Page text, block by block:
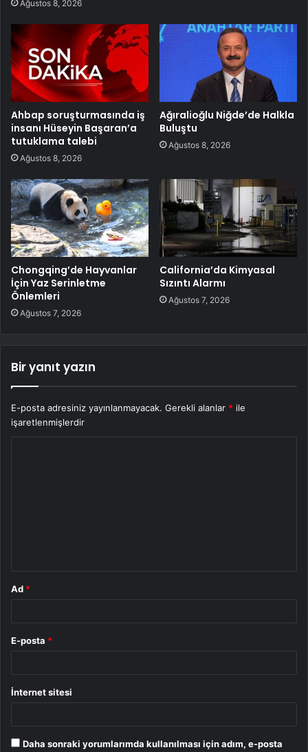
Ağustos 8, 2026
Ahbap soruşturmasında iş
insanı Hüseyin Başaran’a
tutuklama talebi
Ağustos 8, 2026
Ağıralioğlu Niğde’de Halkla
Buluştu
Ağustos 8, 2026
Chongqing’de Hayvanlar
İçin Yaz Serinletme
Önlemleri
Ağustos 7, 2026
California’da Kimyasal
Sızıntı Alarmı
Ağustos 7, 2026
Bir yanıt yazın
E-posta adresiniz yayınlanmayacak. Gerekli alanlar * ile
işaretlenmişlerdir
Ad *
E-posta *
İnternet sitesi
Daha sonraki yorumlarımda kullanılması için adım, e-posta